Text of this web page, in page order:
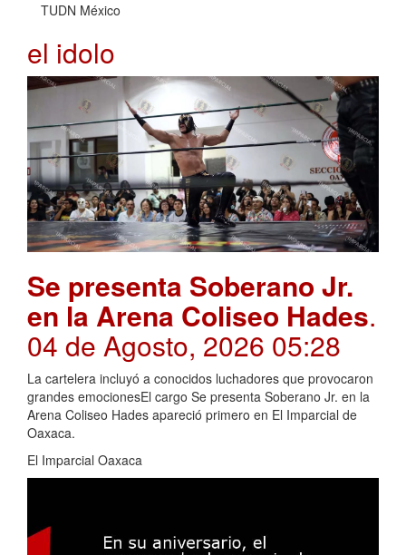
TUDN México
el idolo
Se presenta Soberano Jr.
en la Arena Coliseo Hades.
04 de Agosto, 2026 05:28
La cartelera incluyó a conocidos luchadores que provocaron
grandes emocionesEl cargo Se presenta Soberano Jr. en la
Arena Coliseo Hades apareció primero en El Imparcial de
Oaxaca.
El Imparcial Oaxaca